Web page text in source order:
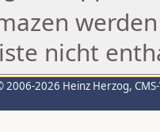
nicht
2006-2026 Heinz Herzog,